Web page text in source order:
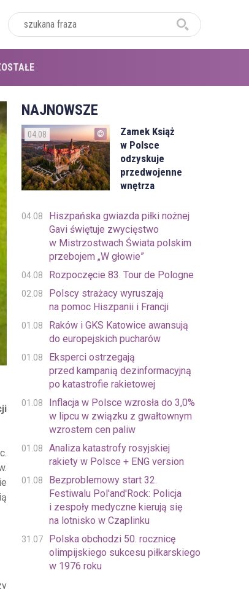
NAJNOWSZE
04.08
Zamek Książ
w Polsce
odzyskuje
przedwojenne
wnętrza
04.08
Hiszpańska gwiazda piłki nożnej
Gavi świętuje zwycięstwo
w Mistrzostwach Świata polskim
przebojem „W głowie”
04.08 Rozpoczęcie 83. Tour de Pologne
02.08
Polscy strażacy wyruszają
na pomoc Hiszpanii i Francji
01.08
Raków i GKS Katowice awansują
do europejskich pucharów
01.08
Eksperci ostrzegają
przed kampanią dezinformacyjną
po katastrofie rakietowej
01.08
Inflacja w Polsce wzrosła do 3,0%
w lipcu w związku z gwałtownym
wzrostem cen paliw
01.08
Analiza katastrofy rosyjskiej
rakiety w Polsce + ENG version
01.08
Bezproblemowy start 32.
Festiwalu Pol'and'Rock: Policja
i zespoły medyczne kierują się
na lotnisko w Czaplinku
31.07
Polska obchodzi 50. rocznicę
olimpijskiego sukcesu piłkarskiego
w 1976 roku